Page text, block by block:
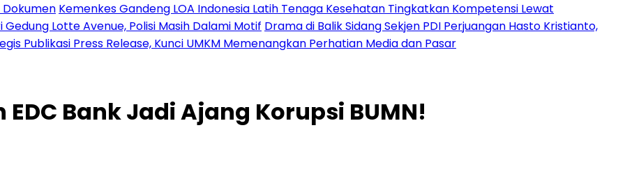
Dokumen Kemenkes Gandeng LOA Indonesia Latih Tenaga Kesehatan Tingkatkan Kompetensi Lewat
Lotte Avenue, Polisi Masih Dalami Motif Drama di Balik Sidang Sekjen PDI Perjuangan Hasto Kristianto,
Publikasi Press Release, Kunci UMKM Memenangkan Perhatian Media dan Pasar
Bank Jadi Ajang Korupsi BUMN!